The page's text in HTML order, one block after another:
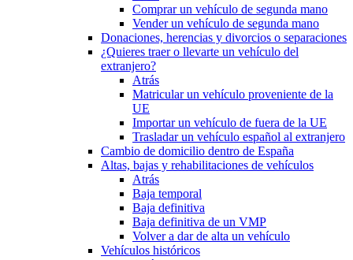
Comprar un vehículo de segunda mano
Vender un vehículo de segunda mano
Donaciones, herencias y divorcios o separaciones
¿Quieres traer o llevarte un vehículo del
extranjero?
Atrás
Matricular un vehículo proveniente de la
UE
Importar un vehículo de fuera de la UE
Trasladar un vehículo español al extranjero
Cambio de domicilio dentro de España
Altas, bajas y rehabilitaciones de vehículos
Atrás
Baja temporal
Baja definitiva
Baja definitiva de un VMP
Volver a dar de alta un vehículo
Vehículos históricos